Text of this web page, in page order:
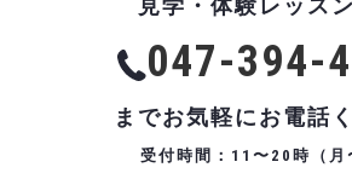
見学・体験レッス
047-394-
までお気軽にお電話
受付時間：11〜20時（月